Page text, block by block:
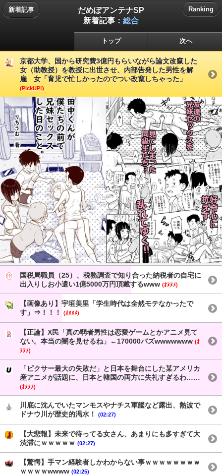
新着記事
だめぽアンテナSP
新着記事： 総合
Ranking
トップ 次へ
京都大学、国から研究費3億円もらいながら論文改竄した
女（助教授）を教授に出世させ、内部告発した男性を解
雇 女「育児で忙しかったのでつい改竄しちゃった」
(PickUP!)
国税局職員（25）、税務調査で知り合った納税者の自宅に
出入りしお小遣い1億5000万円頂戴するwww (ｵﾇﾇﾒ)
【画像あり】宇垣美里「学生時代は全然モテなかったで
す」⇒！！！
(ｵﾇﾇﾒ)
【正論】X民「真の弱者男性は恋愛ゲームとかアニメ見て
ない。本当の闇を見せるね」←170000バズwwwwwww (ｵ
ﾇﾇﾒ)
「ピクサー最大の失敗だ」と日本を舞台にした某アメリカ
産アニメが話題に、日本と韓国の両方に失礼すぎるわ……
(ｵﾇﾇﾒ)
川底に沈んでいたマンモスやナチス軍艦など露出、熱波で
ドナウ川が歴史的渇水！
(02:27)
【大悲報】未来で待ってる女さん、あまりにも多すぎて大
渋滞にｗｗｗｗｗ (02:27)
【驚愕】手マン経験者しかわからない事ｗｗｗｗｗｗｗｗ
ｗｗｗｗwwww (02:25)